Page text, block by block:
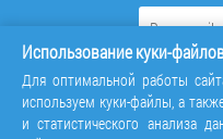
Использование куки-
Для оптимальной работы
используем куки-файлы, а
и статистического анализа